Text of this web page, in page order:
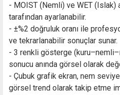
- MOIST (Nemli) ve WET (Islak)
tarafından ayarlanabilir.
- ±%2 doğruluk oranı ile
ve tekrarlanabilir sonuçlar sunar.
- 3 renkli gösterge
sonucu anında görsel olarak
- Çubuk grafik ekran, nem
görsel trend olarak takip etme